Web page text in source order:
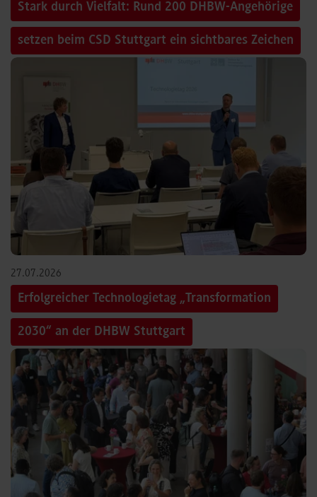
Stark durch Vielfalt: Rund 200 DHBW-Angehörige
setzen beim CSD Stuttgart ein sichtbares Zeichen
27.07.2026
Erfolgreicher Technologietag „Transformation
2030“ an der DHBW Stuttgart